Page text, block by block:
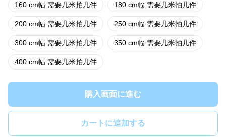
160 cm幅 需要几米拍几件 180 cm幅 需要几米拍几件
200 cm幅 需要几米拍几件 250 cm幅 需要几米拍几件
300 cm幅 需要几米拍几件 350 cm幅 需要几米拍几件
400 cm幅 需要几米拍几件
購入画面に進む
カートに追加する